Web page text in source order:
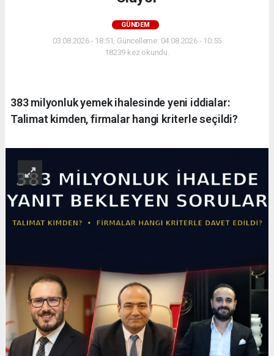
GÜNDEM
03.08.2026 - 18:51, Güncelleme: 04.08.2026 - 10:55
18239 kez okundu.
383 milyonluk yemek ihalesinde yeni iddialar:
Talimat kimden, firmalar hangi kriterle seçildi?